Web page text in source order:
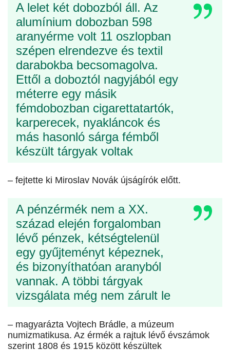
A lelet két dobozból áll. Az
alumínium dobozban 598
aranyérme volt 11 oszlopban
szépen elrendezve és textil
darabokba becsomagolva.
Ettől a doboztól nagyjából egy
méterre egy másik
fémdobozban cigarettatartók,
karperecek, nyakláncok és
más hasonló sárga fémből
készült tárgyak voltak
– fejtette ki Miroslav Novák újságírók előtt.
A pénzérmék nem a XX.
század elején forgalomban
lévő pénzek, kétségtelenül
egy gyűjteményt képeznek,
és bizonyíthatóan aranyból
vannak. A többi tárgyak
vizsgálata még nem zárult le
– magyarázta Vojtech Brádle, a múzeum
numizmatikusa. Az érmék a rajtuk lévő évszámok
szerint 1808 és 1915 között készültek